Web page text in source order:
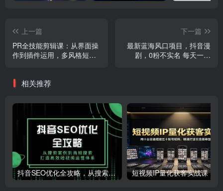
上一篇
PR全技能剪辑课：从界面操
作到插件运用，多风格短片
下一篇
最新蓝海风口项目，抖音漫
剧，0粉不实名 每天一小
相关推荐
抖音SEO优化全攻略，从搜索案例到商城搜索，打造高效短视频运营体系